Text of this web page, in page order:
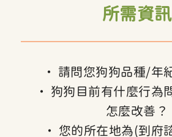
所需資訊
• 請問您狗狗品種/年
• 狗狗目前有什麼行為
怎麼改善？
• 您的所在地為(到府